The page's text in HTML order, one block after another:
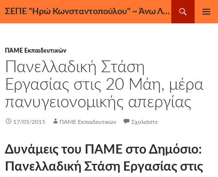
ΣΕΠΕ "Ηρώ Κωνσταντοπούλου" ~ Άνω Λιόσια, Ζεφύρι, Φυλή
ΠΑΜΕ Εκπαιδευτικών
Πανελλαδική Στάση
Εργασίας στις 20 Μάη, μέρα
πανυγειονομικής απεργίας
17/05/2015 ΠΑΜΕ Εκπαιδευτικών Σχολιάστε
Δυνάμεις του ΠΑΜΕ στο Δημόσιο:
Πανελλαδική Στάση Εργασίας στις